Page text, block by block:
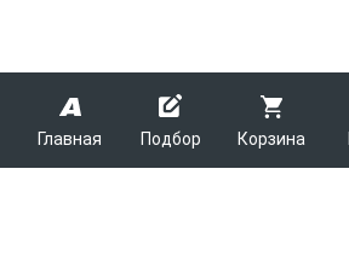
Главная Подбор Корзина